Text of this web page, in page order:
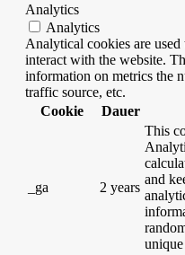
Analytics
Analytics
Analytical cookies are
interact with the website.
information on metrics the
traffic source, etc.
Cookie
Dauer
_ga 2 years
This
and